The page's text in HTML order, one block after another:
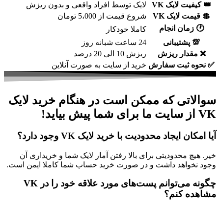
👑 کیفیت لایک VK
لایک توسط افراد واقعی و بدون ریزش
💲 قیمت لایک VK
شروع قیمت از 5،000 تومان
🕐 زمان انجام
کاملا خودکار
💯 پشتیبانی
24 ساعت شبانه روز
❌ مقدار ریزش
ریزش 10 الی 20 درصد
✅ نحوه ثبت سفارش خرید از سایت به صورت آنلاین
سوالاتی که ممکن است در هنگام خرید لایک
VK از سایت ما برای شما پیش بیاید!
آیا امکان ایجاد محدودیت با خرید لایک VK وجود دارد؟
خیر. هیچ محدودیتی برای بالا رفتن آمار لایک شما و خریداری آن
وجود نخواهد داشت و در صورت خرید حساب شما کاملا ایمن است.
چگونه می‌توانم پست‌های مورد علاقه خود را در VK
مشاهده کنم؟